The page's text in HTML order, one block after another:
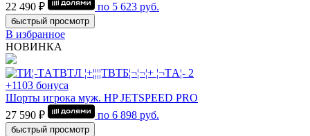
22 490 ₽
по 5 623 руб.
быстрый просмотр
В избранное
НОВИНКА
+1103 бонуса
Шорты игрока муж. HP JETSPEED PRO
27 590 ₽
по 6 898 руб.
быстрый просмотр